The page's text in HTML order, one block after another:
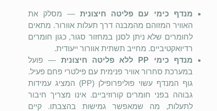
מנדף כימי עם פליטה חיצונית — מסלק את
האוויר המזוהם מהמבנה דרך תעלות אוורור. מתאים
לחומרים שלא ניתן לסנן במחזור סגור, כגון חומרים
רדיואקטיביים. מחייב תשתית אוורור ייעודית.
מנדף כימי PP ללא פליטה חיצונית — פועל
במערכת סחרור אוויר פנימית עם פילטרי פחם פעיל.
גוף המנדף עשוי פוליפרופילן (PP) המציג עמידות
גבוהה בפני חומרים קורוזיביים. אינו מצריך חיבור
לתעלות, מה שמאפשר גמישות בהצבתו. קיים